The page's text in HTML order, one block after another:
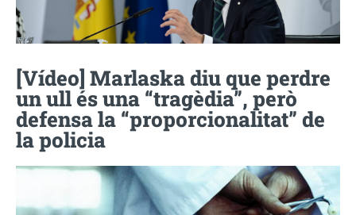
[Vídeo] Marlaska diu que perdre
un ull és una “tragèdia”, però
defensa la “proporcionalitat” de
la policia